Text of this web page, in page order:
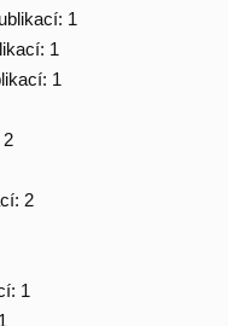
1
1
1
2
1